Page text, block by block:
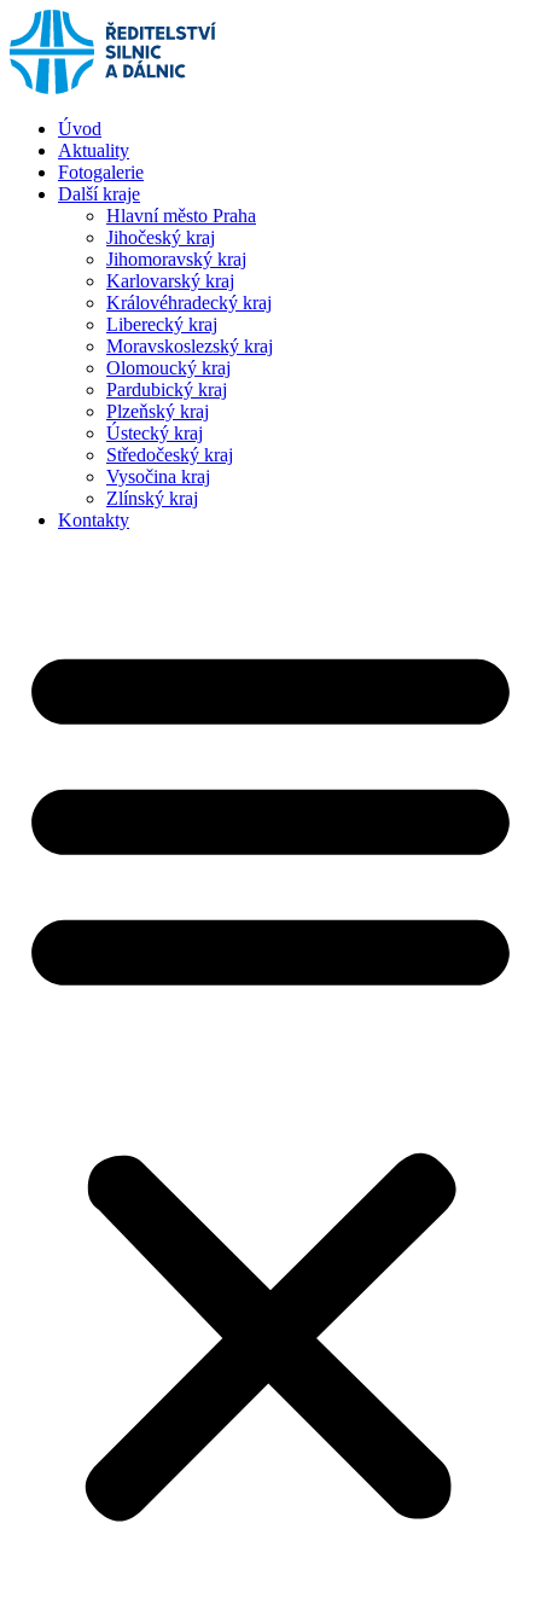
Úvod
Aktuality
Fotogalerie
Další kraje
Hlavní město Praha
Jihočeský kraj
Jihomoravský kraj
Karlovarský kraj
Královéhradecký kraj
Liberecký kraj
Moravskoslezský kraj
Olomoucký kraj
Pardubický kraj
Plzeňský kraj
Ústecký kraj
Středočeský kraj
Vysočina kraj
Zlínský kraj
Kontakty